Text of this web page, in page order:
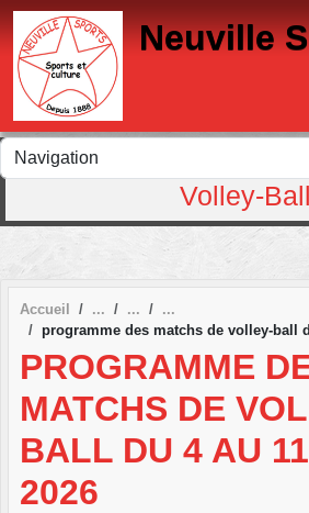
Neuville
Volley-Ball
Accueil
programme des matchs de volley-ball
PROGRAMME
MATCHS DE
BALL DU 4 AU
2026
Panneau de gestion des cookies